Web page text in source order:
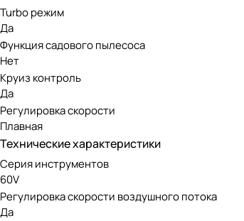
рука не соскальзывала во время работы.
Бесщеточный двигатель
Инструмент оснащен передовым
нуждается в сложном обслуживании, при
Аккумуляторная линейка
Модель работает от аккумуляторов 60V,
инструментов 60V отличается высокой
Turbo режим
Да
Функция садового пылесоса
Нет
Круиз контроль
Да
Регулировка скорости
Плавная
Технические характеристики
Серия инструментов
60V
Регулировка скорости воздушного потока
Да